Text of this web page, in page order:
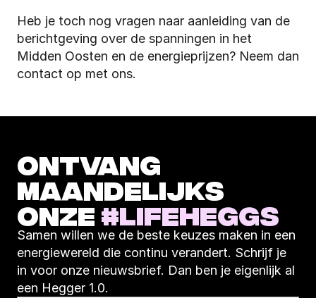
Heb je toch nog vragen naar aanleiding van de
berichtgeving over de spanningen in het
Midden Oosten en de energieprijzen? Neem dan
contact op met ons.
ONTVANG
MAANDELIJKS
ONZE #LIFEHEGGS
Samen willen we de beste keuzes maken in een
energiewereld die continu verandert. Schrijf je
in voor onze nieuwsbrief. Dan ben je eigenlijk al
een Hegger 1.0.